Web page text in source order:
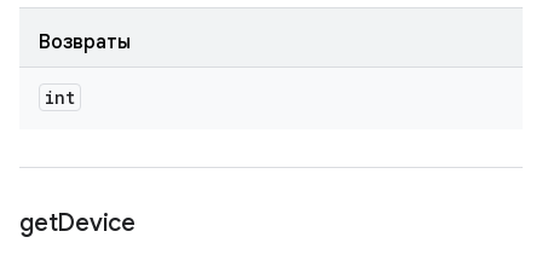
Возвраты
int
getDevice